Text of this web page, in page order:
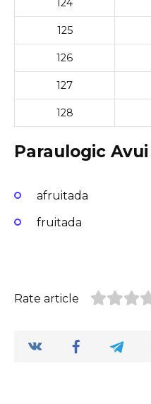
124
125
126
127
128
Paraulogic
afruitada
fruitada
Rate article